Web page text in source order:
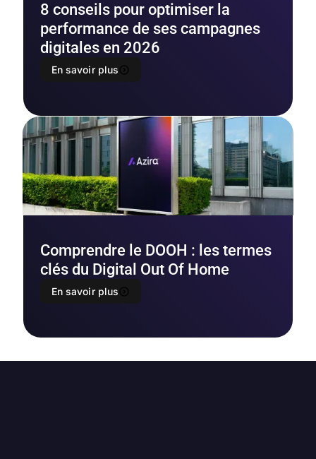
8 conseils pour optimiser la
performance de ses campagnes
digitales en 2026
En savoir plus
Comprendre le DOOH : les termes
clés du Digital Out Of Home
En savoir plus